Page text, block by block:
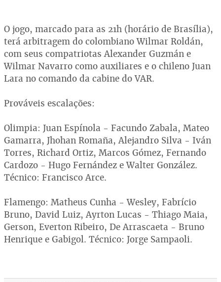
O jogo, marcado para as 21h (horário de Brasília),
terá arbitragem do colombiano Wilmar Roldán,
com seus compatriotas Alexander Guzmán e
Wilmar Navarro como auxiliares e o chileno Juan
Lara no comando da cabine do VAR.
Prováveis escalações:
Olimpia: Juan Espínola - Facundo Zabala, Mateo
Gamarra, Jhohan Romaña, Alejandro Silva - Iván
Torres, Richard Ortiz, Marcos Gómez, Fernando
Cardozo - Hugo Fernández e Walter González.
Técnico: Francisco Arce.
Flamengo: Matheus Cunha - Wesley, Fabrício
Bruno, David Luiz, Ayrton Lucas - Thiago Maia,
Gerson, Everton Ribeiro, De Arrascaeta - Bruno
Henrique e Gabigol. Técnico: Jorge Sampaoli.